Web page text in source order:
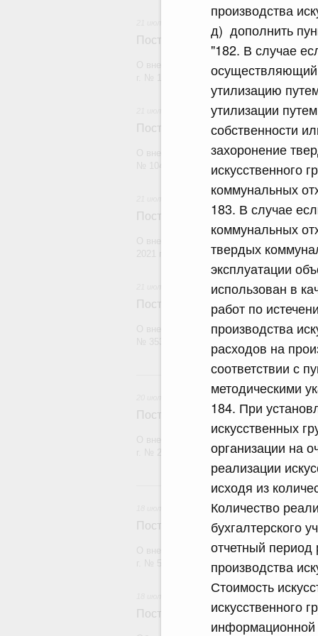
производства
д) дополнить
"182. В случае
осуществляющий
утилизацию
утилизации
собственности
захоронение
искусственного
коммунальных
183. В случае
коммунальных
твердых
эксплуатации
использован в
работ по
производства
расходов на
соответствии с
методическими
184. При
искусственных
организации на
реализации
исходя из
Количество
бухгалтерского
отчетный период
производства
Стоимость
искусственного
информационной
Постановление Правительства
О внесении изменений в постановление
Постановление Правительства
О внесении изменений в постановление
Постановление Правительства
Постановление Правительства
О внесении изменения в постановление
20
Постановление Правительства
Постановление Правительства
О внесении изменений в
Постановление Правительства